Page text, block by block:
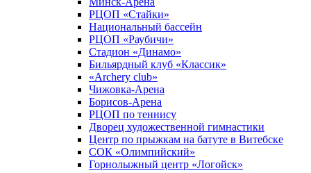
РЦОП «Стайки»
Национальный бассейн
РЦОП «Раубичи»
Стадион «Динамо»
Бильярдный клуб «Классик»
«Archery club»
Чижовка-Арена
Борисов-Арена
РЦОП по теннису
Дворец художественной гимнастики
Центр по прыжкам на батуте в Витебске
СОК «Олимпийский»
Горнолыжный центр «Логойск»